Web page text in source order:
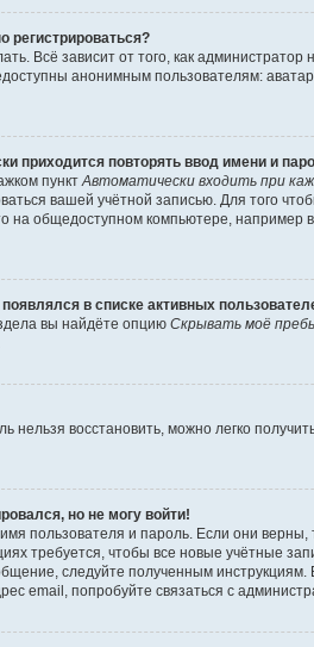
регистрироваться?
Всё зависит от того, как
анонимным пользователям:
приходится повторять ввод имени и
пункт Автоматически входить при
вашей учётной записью. Для того
на общедоступном компьютере, например
в списке активных
вы найдёте опцию Скрывать моё
нельзя восстановить, можно легко
но не могу войти!
пользователя и пароль. Если они
требуется, чтобы все новые учётные
следуйте полученным
email, попробуйте связаться с